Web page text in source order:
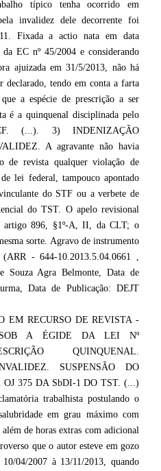
típico tenha ocorrido em
invalidez dele decorrente foi
Fixada a actio nata em data
EC nº 45/2004 e considerando
ajuizada em 31/5/2013, não há
declarado, tendo em conta a farta
a espécie de prescrição a ser
é a quinquenal disciplinada pelo
(...). 3) INDENIZAÇÃO
A agravante não havia
de revista qualquer violação de
lei federal, tampouco apontado
do STF ou a verbete de
do TST. O apelo revisional
artigo 896, §1º-A, II, da CLT; o
sorte. Agravo de instrumento
- 644-10.2013.5.04.0661 ,
Souza Agra Belmonte, Data de
Data de Publicação: DEJT
EM RECURSO DE REVISTA -
SOB A ÉGIDE DA LEI Nº
QUINQUENAL.
SUSPENSÃO DO
375 DA SbDI-1 DO TST. (...)
trabalhista postulando o
em grau máximo com
de horas extras com adicional
que o autor esteve em gozo
04/2007 à 13/11/2013, quando